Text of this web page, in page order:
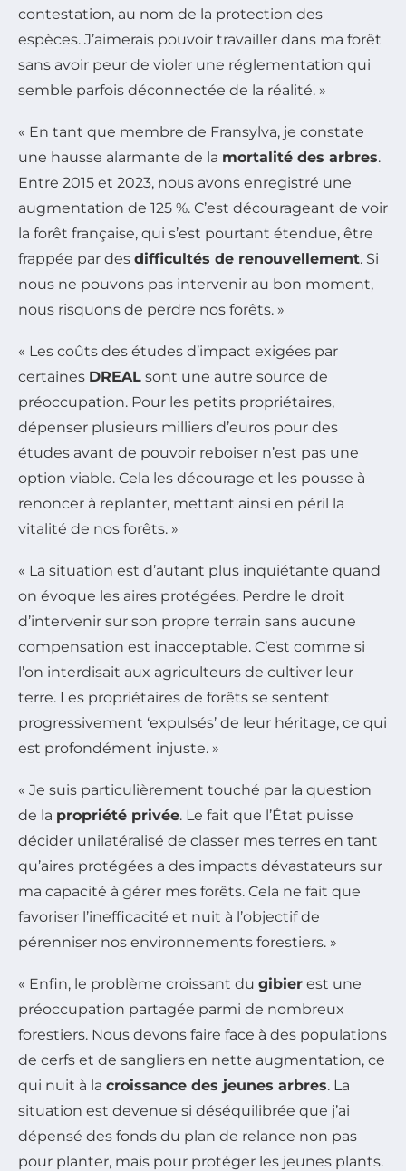
contestation, au nom de la protection des
espèces. J’aimerais pouvoir travailler dans ma forêt
sans avoir peur de violer une réglementation qui
semble parfois déconnectée de la réalité. »
« En tant que membre de Fransylva, je constate
une hausse alarmante de la mortalité des arbres.
Entre 2015 et 2023, nous avons enregistré une
augmentation de 125 %. C’est décourageant de voir
la forêt française, qui s’est pourtant étendue, être
frappée par des difficultés de renouvellement. Si
nous ne pouvons pas intervenir au bon moment,
nous risquons de perdre nos forêts. »
« Les coûts des études d’impact exigées par
certaines DREAL sont une autre source de
préoccupation. Pour les petits propriétaires,
dépenser plusieurs milliers d’euros pour des
études avant de pouvoir reboiser n’est pas une
option viable. Cela les décourage et les pousse à
renoncer à replanter, mettant ainsi en péril la
vitalité de nos forêts. »
« La situation est d’autant plus inquiétante quand
on évoque les aires protégées. Perdre le droit
d’intervenir sur son propre terrain sans aucune
compensation est inacceptable. C’est comme si
l’on interdisait aux agriculteurs de cultiver leur
terre. Les propriétaires de forêts se sentent
progressivement ‘expulsés’ de leur héritage, ce qui
est profondément injuste. »
« Je suis particulièrement touché par la question
de la propriété privée. Le fait que l’État puisse
décider unilatéralisé de classer mes terres en tant
qu’aires protégées a des impacts dévastateurs sur
ma capacité à gérer mes forêts. Cela ne fait que
favoriser l’inefficacité et nuit à l’objectif de
pérenniser nos environnements forestiers. »
« Enfin, le problème croissant du gibier est une
préoccupation partagée parmi de nombreux
forestiers. Nous devons faire face à des populations
de cerfs et de sangliers en nette augmentation, ce
qui nuit à la croissance des jeunes arbres. La
situation est devenue si déséquilibrée que j’ai
dépensé des fonds du plan de relance non pas
pour planter, mais pour protéger les jeunes plants.